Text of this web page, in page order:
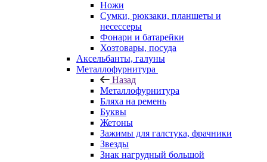
Ножи
Сумки, рюкзаки, планшеты и
несессеры
Фонари и батарейки
Хозтовары, посуда
Аксельбанты, галуны
Металлофурнитура
Назад
Металлофурнитура
Бляха на ремень
Буквы
Жетоны
Зажимы для галстука, фрачники
Звезды
Знак нагрудный большой